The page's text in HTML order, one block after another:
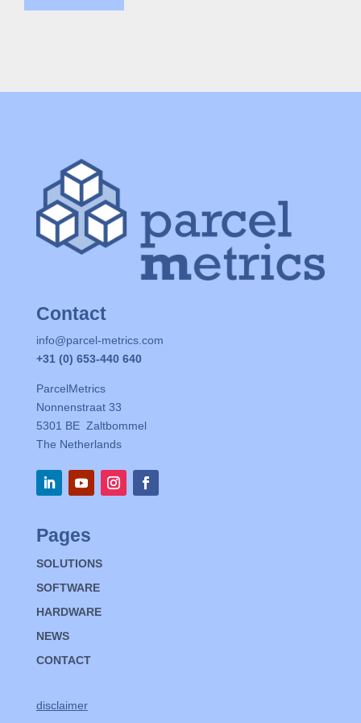
Contact
info@parcel-metrics.com
+31 (0) 653-440 640
ParcelMetrics
Nonnenstraat 33
5301 BE Zaltbommel
The Netherlands
Pages
SOLUTIONS
SOFTWARE
HARDWARE
NEWS
CONTACT
disclaimer